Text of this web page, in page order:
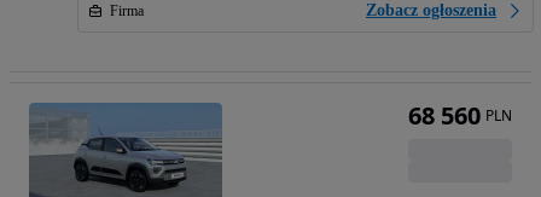
Firma Zobacz ogłoszenia
68 560 PLN